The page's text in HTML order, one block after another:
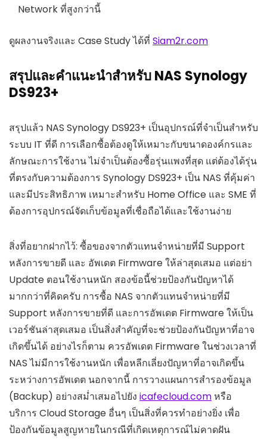
Network ที่สูงกว่านี้
ดูผลงานจริงและ Case Study ได้ที่ Siam2r.com
สรุปและคำแนะนำสำหรับ NAS Synology
DS923+
สรุปแล้ว NAS Synology DS923+ เป็นอุปกรณ์ที่จำเป็นสำหรับ
ระบบ IT ที่ดี การเลือกซื้อต้องดูให้เหมาะกับขนาดองค์กรและ
ลักษณะการใช้งาน ไม่จำเป็นต้องซื้อรุ่นแพงที่สุด แต่ต้องได้รุ่น
ที่ตรงกับความต้องการ Synology DS923+ เป็น NAS ที่คุ้มค่า
และมีประสิทธิภาพ เหมาะสำหรับ Home Office และ SME ที่
ต้องการอุปกรณ์จัดเก็บข้อมูลที่เชื่อถือได้และใช้งานง่าย
สิ่งที่อยากฝากไว้: ซื้อของจากตัวแทนจำหน่ายที่มี Support
หลังการขายดี และ อัพเดต Firmware ให้ล่าสุดเสมอ แต่อย่า
Update ตอนใช้งานหนัก สองข้อนี้ช่วยป้องกันปัญหาได้
มากกว่าที่คิดครับ การซื้อ NAS จากตัวแทนจำหน่ายที่มี
Support หลังการขายที่ดี และการอัพเดต Firmware ให้เป็น
เวอร์ชันล่าสุดเสมอ เป็นสิ่งสำคัญที่จะช่วยป้องกันปัญหาที่อาจ
เกิดขึ้นได้ อย่างไรก็ตาม ควรอัพเดต Firmware ในช่วงเวลาที่
NAS ไม่มีการใช้งานหนัก เพื่อหลีกเลี่ยงปัญหาที่อาจเกิดขึ้น
ระหว่างการอัพเดต นอกจากนี้ การวางแผนการสำรองข้อมูล
(Backup) อย่างสม่ำเสมอไปยัง icafecloud.comหรือ
บริการ Cloud Storage อื่นๆ เป็นสิ่งที่ควรทำอย่างยิ่ง เพื่อ
ป้องกันข้อมูลสูญหายในกรณีที่เกิดเหตุการณ์ไม่คาดฝัน